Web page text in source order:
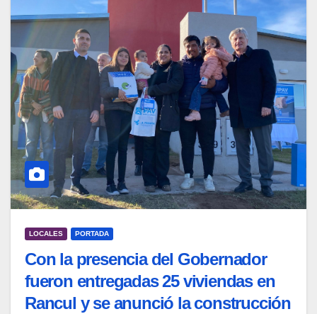
LOCALES PORTADA
Con la presencia del Gobernador
fueron entregadas 25 viviendas en
Rancul y se anunció la construcción